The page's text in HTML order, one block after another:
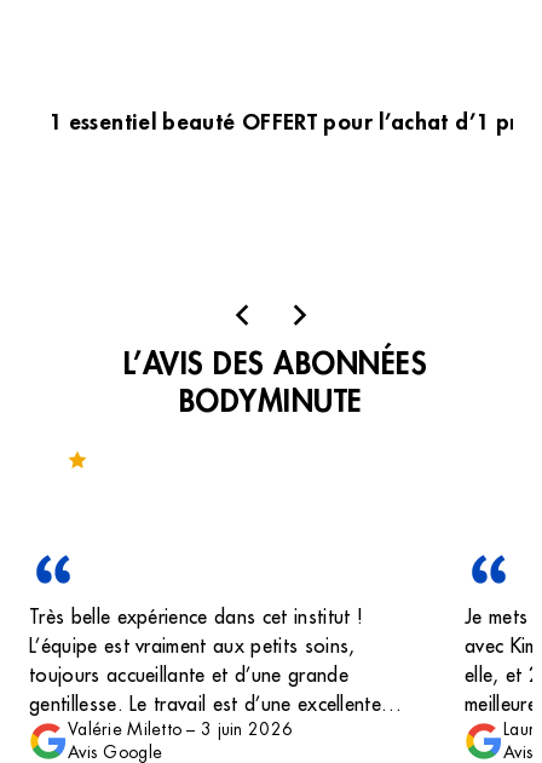
1 essentiel beauté OFFERT pour l’achat d’1
L’AVIS DES ABONNÉES
BODYMINUTE
Très belle expérience dans cet institut !
L’équipe est vraiment aux petits soins,
toujours accueillante et d’une grande
gentillesse. Le travail est d’une excellente
qualité, très professionnel, avec une tenue
Valérie Miletto – 3 juin 2026
Avis Google
Je mets
avec
elle, et
Vos
Avis